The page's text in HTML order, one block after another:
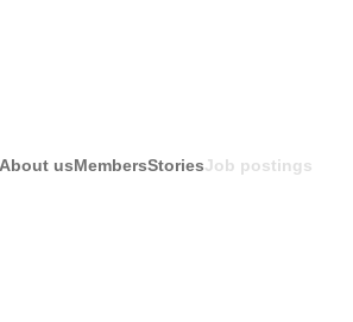
About usMembersStoriesJob postings